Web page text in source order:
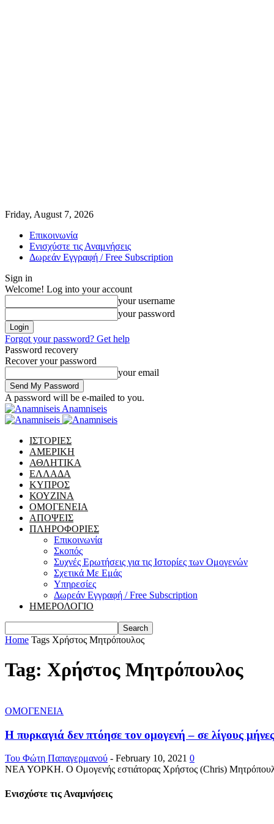
Friday, August 7, 2026
Επικοινωνία
Ενισχύστε τις Αναμνήσεις
Δωρεάν Εγγραφή / Free Subscription
Sign in
Welcome! Log into your account
your username
your password
Forgot your password? Get help
Password recovery
Recover your password
your email
A password will be e-mailed to you.
Anamniseis
ΙΣΤΟΡΙΕΣ
ΑΜΕΡΙΚΗ
ΑΘΛΗΤΙΚΑ
ΕΛΛΑΔΑ
ΚΥΠΡΟΣ
ΚΟΥΖΙΝΑ
ΟΜΟΓΕΝΕΙΑ
ΑΠΟΨΕΙΣ
ΠΛΗΡΟΦΟΡΙΕΣ
Επικοινωνία
Σκοπός
Συχνές Ερωτήσεις για τις Ιστορίες των Ομογενών
Σχετικά Με Εμάς
Υπηρεσίες
Δωρεάν Εγγραφή / Free Subscription
ΗΜΕΡΟΛΟΓΙΟ
Home Tags Χρήστος Μητρόπουλος
Tag: Χρήστος Μητρόπουλος
ΟΜΟΓΕΝΕΙΑ
Η πυρκαγιά δεν πτόησε τον ομογενή – σε λίγους
Του Φώτη Παπαγερμανού - February 10, 2021 0
ΝΕΑ ΥΟΡΚΗ. Ο Ομογενής εστιάτορας Χρήστος (Chris) Μητρόπουλος,
Ενισχύστε τις Αναμνήσεις